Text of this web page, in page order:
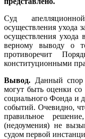
Суд
осуществления ухода
осуществления
верному выводу о
противоречит
конституционными
Вывод. Данный спор
могут быть оценки
социального Фонда и
событий. Очевидно,
правильное
(недоумения) не
судом первой